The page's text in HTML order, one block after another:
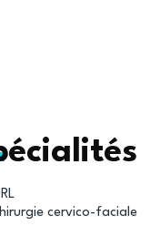
cervico-faciale